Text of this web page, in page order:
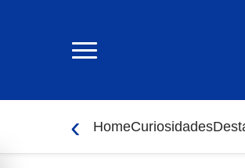
‹ HomeCuriosidades